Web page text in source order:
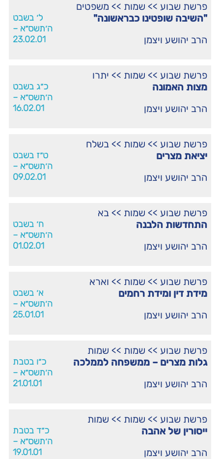
פרשת שבוע >> שמות >> משפטים
"השיבה שופטינו כבראשונה"
הרב יהושע ויצמן
ל׳ בשבט
ה׳תשס״א –
23.02.01
פרשת שבוע >> שמות >> יתרו
מצות האמונה
הרב יהושע ויצמן
כ״ג בשבט
ה׳תשס״א –
16.02.01
פרשת שבוע >> שמות >> בשלח
יציאת מצרים
הרב יהושע ויצמן
ט״ז בשבט
ה׳תשס״א –
09.02.01
פרשת שבוע >> שמות >> בא
התחדשות הלבנה
הרב יהושע ויצמן
ח׳ בשבט
ה׳תשס״א –
01.02.01
פרשת שבוע >> שמות >> וארא
מידת דין ומידת רחמים
הרב יהושע ויצמן
א׳ בשבט
ה׳תשס״א –
25.01.01
פרשת שבוע >> שמות >> שמות
גלות מצרים – ממשפחה לממלכה
הרב יהושע ויצמן
כ״ו בטבת
ה׳תשס״א –
21.01.01
פרשת שבוע >> שמות >> שמות
ייסורין של אהבה
הרב יהושע ויצמן
כ״ד בטבת
ה׳תשס״א –
19.01.01